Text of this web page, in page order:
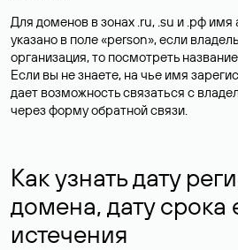
Для доменов в зонах .ru, .su и .рф
указано в поле «person», если
организация, то посмотреть
Если вы не знаете, на чье имя
дает возможность связаться с
через форму обратной связи.
Как узнать дату
домена, дату срока
истечения